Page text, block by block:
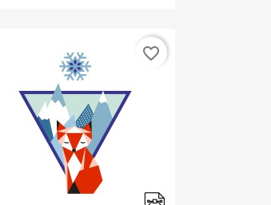
favorite_border